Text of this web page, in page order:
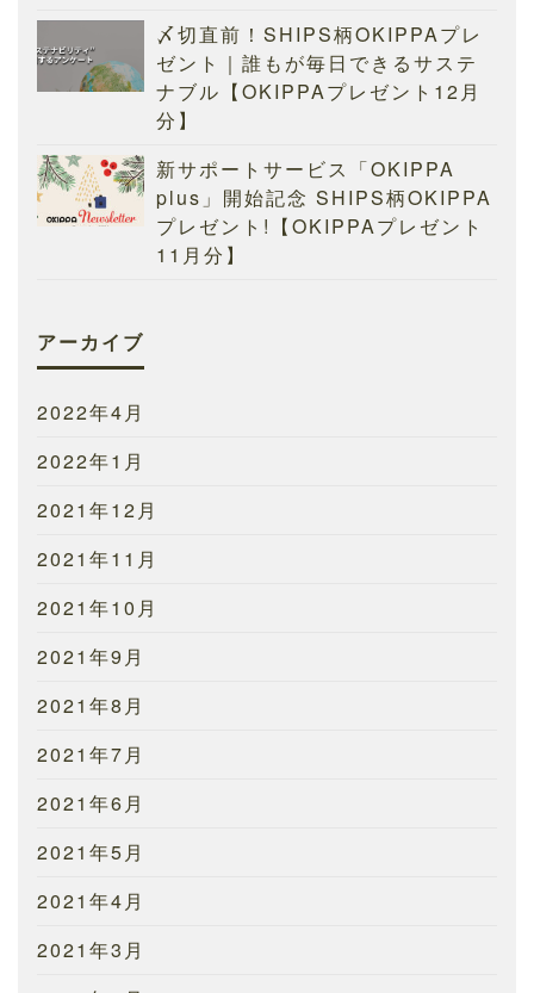
〆切直前！SHIPS柄OKIPPAプレ
ゼント｜誰もが毎日できるサステ
ナブル【OKIPPAプレゼント12月
分】
新サポートサービス「OKIPPA
plus」開始記念 SHIPS柄OKIPPA
プレゼント!【OKIPPAプレゼント
11月分】
アーカイブ
2022年4月
2022年1月
2021年12月
2021年11月
2021年10月
2021年9月
2021年8月
2021年7月
2021年6月
2021年5月
2021年4月
2021年3月